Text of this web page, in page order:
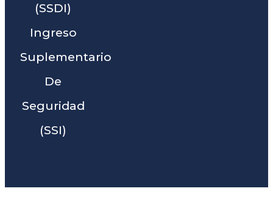
(SSDI)
Ingreso
Suplementario
De
Seguridad
(SSI)